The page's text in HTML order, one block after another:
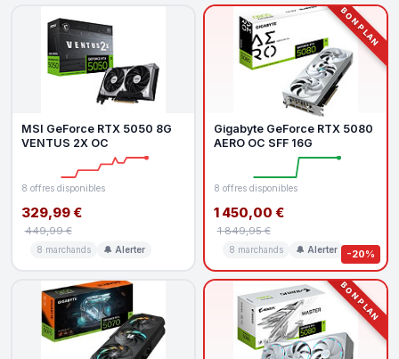
MSI GeForce RTX 5050 8G
VENTUS 2X OC
8 offres disponibles
329,99 €
449,99 €
8 marchands 🔔 Alerter
BON PLAN
-20%
Gigabyte GeForce RTX 5080
AERO OC SFF 16G
8 offres disponibles
1 450,00 €
1 849,95 €
8 marchands 🔔 Alerter
BON PLAN